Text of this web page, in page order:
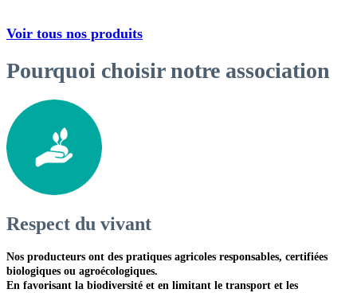
Voir tous nos produits
Pourquoi choisir notre association
Respect du vivant
Nos producteurs ont des pratiques agricoles responsables, certifiées
biologiques ou agroécologiques.
En favorisant la biodiversité et en limitant le transport et les